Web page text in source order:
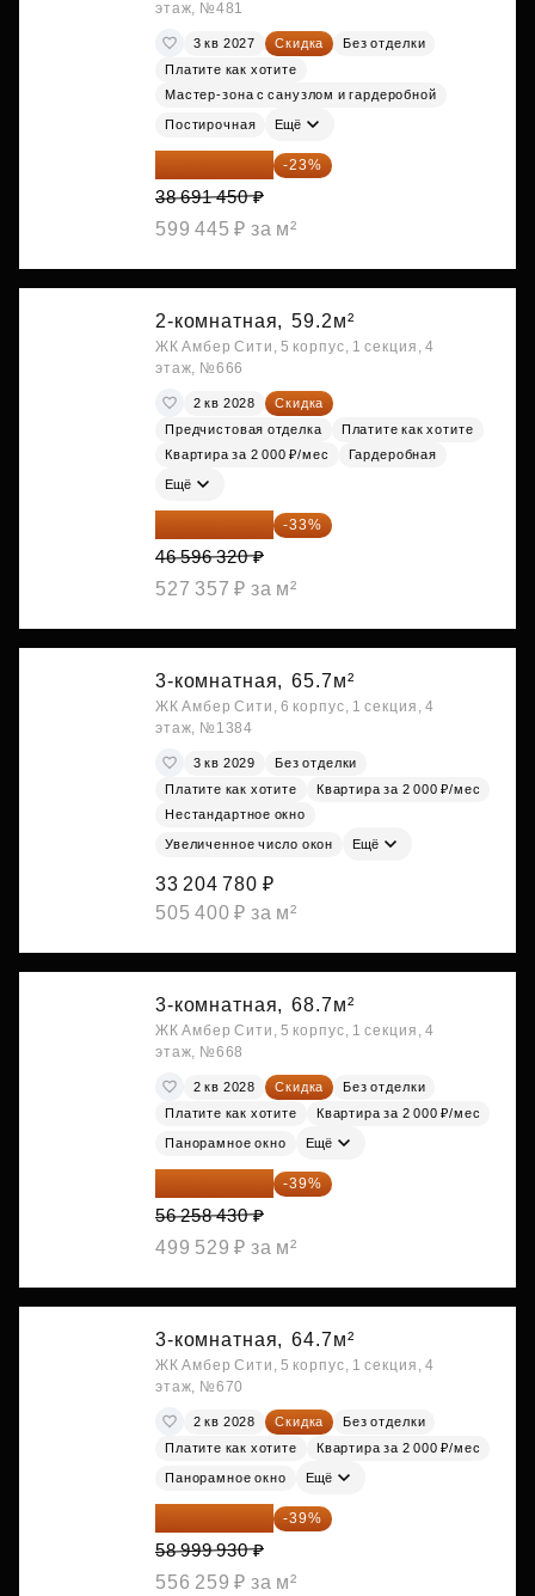
этаж, №481
3 кв 2027 Скидка
Без отделки
Платите как хотите
Мастер-зона с санузлом и гардеробной
Постирочная Ещё
29 792 417 ₽ -23%
38 691 450 ₽
599 445 ₽ за м²
2-комнатная, 59.2м²
ЖК Амбер Сити, 5 корпус, 1 секция, 4
этаж, №666
2 кв 2028
Скидка
Предчистовая отделка
Платите как хотите
Квартира за 2 000 ₽/мес
Гардеробная
Ещё
31 219 534 ₽ -33%
46 596 320 ₽
527 357 ₽ за м²
3-комнатная, 65.7м²
ЖК Амбер Сити, 6 корпус, 1 секция, 4
этаж, №1384
3 кв 2029
Без отделки
Платите как хотите
Квартира за 2 000 ₽/мес
Нестандартное окно
Увеличенное число окон Ещё
33 204 780 ₽
505 400 ₽ за м²
3-комнатная, 68.7м²
ЖК Амбер Сити, 5 корпус, 1 секция, 4
этаж, №668
2 кв 2028 Скидка
Без отделки
Платите как хотите
Квартира за 2 000 ₽/мес
Панорамное окно Ещё
34 317 642 ₽ -39%
56 258 430 ₽
499 529 ₽ за м²
3-комнатная, 64.7м²
ЖК Амбер Сити, 5 корпус, 1 секция, 4
этаж, №670
2 кв 2028 Скидка
Без отделки
Платите как хотите
Квартира за 2 000 ₽/мес
Панорамное окно Ещё
35 989 957 ₽ -39%
58 999 930 ₽
556 259 ₽ за м²